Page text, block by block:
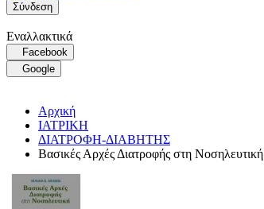
Σύνδεση
Εναλλακτικά
Facebook
Google
Αρχική
ΙΑΤΡΙΚΗ
ΔΙΑΤΡΟΦΗ-ΔΙΑΒΗΤΗΣ
Βασικές Αρχές Διατροφής στη Νοσηλευτική